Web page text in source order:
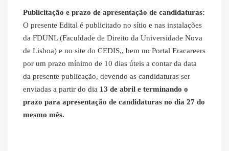
Publicitação e prazo de apresentação de candidaturas:
O presente Edital é publicitado no sítio e nas instalações
da FDUNL (Faculdade de Direito da Universidade Nova
de Lisboa) e no site do CEDIS,, bem no Portal Eracareers
por um prazo mínimo de 10 dias úteis a contar da data
da presente publicação, devendo as candidaturas ser
enviadas a partir do dia 13 de abril e terminando o
prazo para apresentação de candidaturas no dia 27 do
mesmo mês.